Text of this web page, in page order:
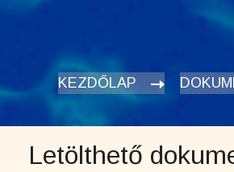
KEZDŐLAP
Letölthető